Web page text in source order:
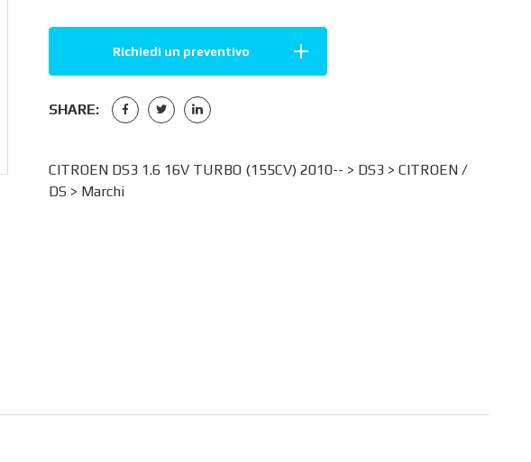
Richiedi un preventivo
SHARE:
CITROEN DS3 1.6 16V TURBO (155CV) 2010-- > DS3> CITROEN /
DS> Marchi